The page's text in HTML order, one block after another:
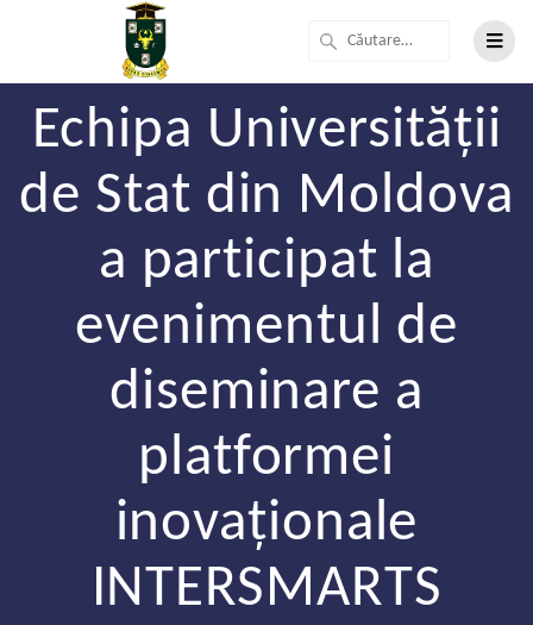
Echipa Universității
de Stat din Moldova
a participat la
evenimentul de
diseminare a
platformei
inovaționale
INTERSMARTS